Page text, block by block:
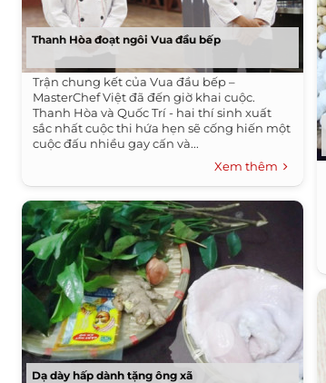
Thanh Hòa đoạt ngôi Vua đầu bếp
Trận chung kết của Vua đầu bếp –
MasterChef Việt đã đến giờ khai cuộc.
Thanh Hòa và Quốc Trí - hai thí sinh xuất
sắc nhất cuộc thi hứa hẹn sẽ cống hiến một
cuộc đấu nhiều gay cấn và...
Xem thêm
Dạ dày hấp dành tặng ông xã